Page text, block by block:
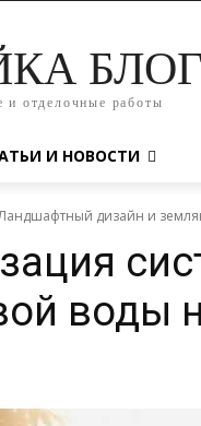
БЛОГ
и отделочные работы
И НОВОСТИ
дизайн и
воды